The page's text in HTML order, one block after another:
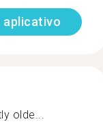
aplicativo
olde...